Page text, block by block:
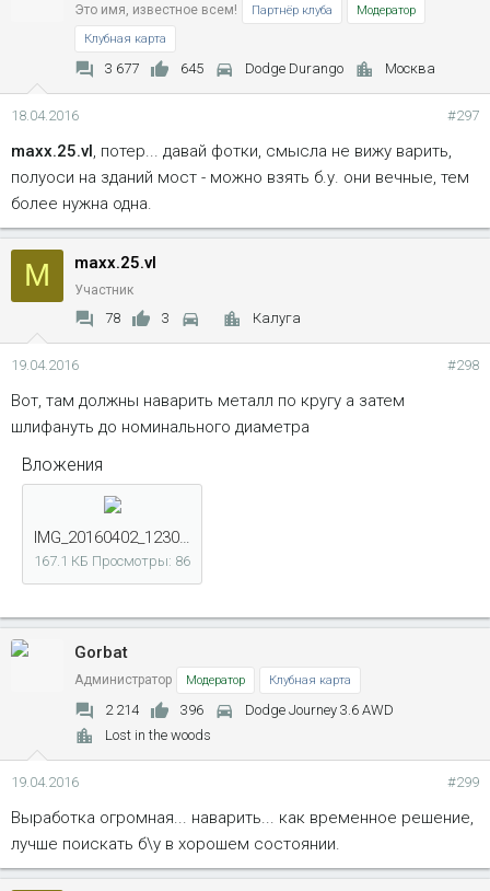
Это имя, известное всем! Партнёр клуба
Модератор
Клубная карта
3 677 645 Dodge Durango Москва
18.04.2016 #297
maxx.25.vl , потер... давай фотки, смысла не вижу варить,
полуоси на зданий мост - можно взять б.у. они вечные, тем
более нужна одна.
M maxx.25.vl
Участник
78 3 Калуга
19.04.2016 #298
Вот, там должны наварить металл по кругу а затем
шлифануть до номинального диаметра
Вложения
167.1 КБ Просмотры: 86
Gorbat
Администратор Модератор Клубная карта
2 214 396
Dodge Journey 3.6 AWD
Lost in the woods
19.04.2016 #299
Выработка огромная... наварить... как временное решение,
лучше поискать б\у в хорошем состоянии.